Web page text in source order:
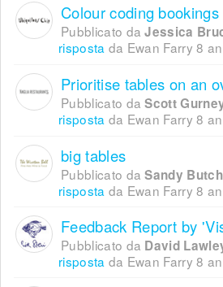
Colour coding bookings
Pubblicato daJessica
risposta da Ewan Farry8
Pubblicato daScott
risposta da Ewan Farry8
big tables
Pubblicato daSandy
risposta da Ewan Farry8
Feedback Report by
Pubblicato da David
risposta da Ewan Farry8